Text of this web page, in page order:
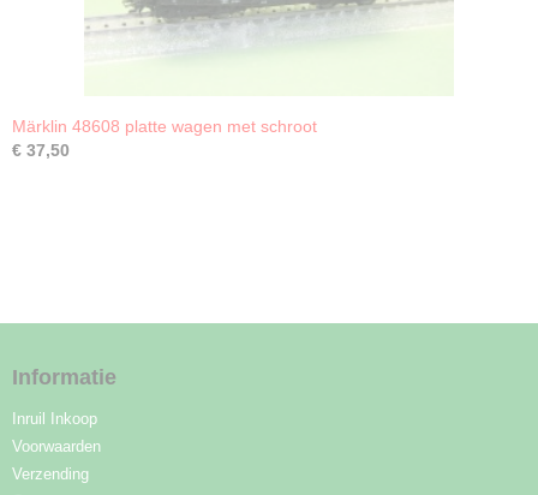
Märklin 48608 platte wagen met schroot
€ 37,50
Informatie
Inruil Inkoop
Voorwaarden
Verzending